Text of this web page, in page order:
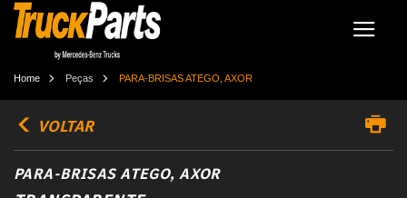
Home Peças PARA-BRISAS ATEGO, AXOR
VOLTAR
PARA-BRISAS ATEGO, AXOR